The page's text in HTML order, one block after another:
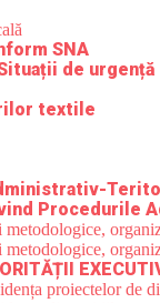
SNA
de urgență
textile
Procedurile
metodologice,
metodologice,
proiectelor de